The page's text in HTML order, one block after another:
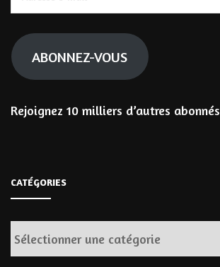
e-
mail
ABONNEZ-VOUS
Rejoignez 10 milliers d’autres abonnés
CATÉGORIES
Catégories